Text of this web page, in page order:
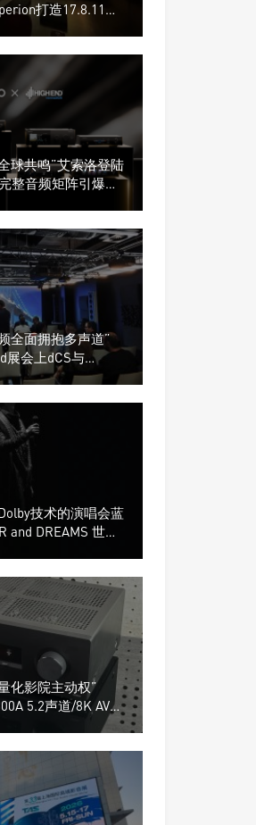
打造17.8.11声
球共鸣”艾索洛登陆
整音频矩阵引爆关
全面拥抱多声道”
展会上dCS与
声道演示系统
技术的演唱会蓝
and DREAMS 世界
化影院主动权”
5.2声道/8K AV放